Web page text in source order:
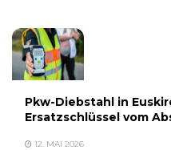
Pkw-Diebstahl in
Ersatzschlüssel vom
12. MAI 2026